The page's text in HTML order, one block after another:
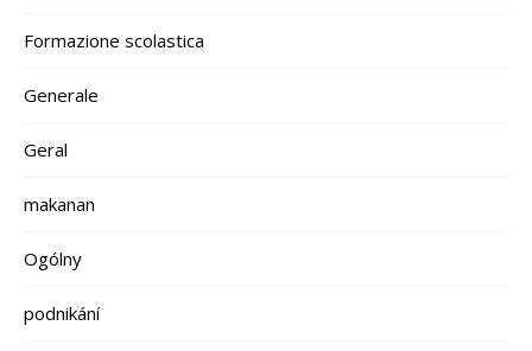
Formazione scolastica
Generale
Geral
makanan
Ogólny
podnikání